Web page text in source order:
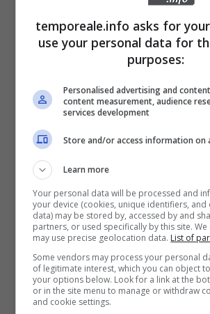
Frosinone / Elezioni, i
nei 9 Comuni chiamati al
temporeale.info asks for
use your personal data for
purposes:
Personalised advertising and
content measurement, audience
services development
Store and/or access information on
Learn more
Your personal data will be processed and
your device (cookies, unique identifiers, and
data) may be stored by, accessed by and
partners, or used specifically by this site.
may use precise geolocation data. List of
Some vendors may process your personal
of legitimate interest, which you can object
your options below. Look for a link at the
or in the site menu to manage or withdraw
and cookie settings.